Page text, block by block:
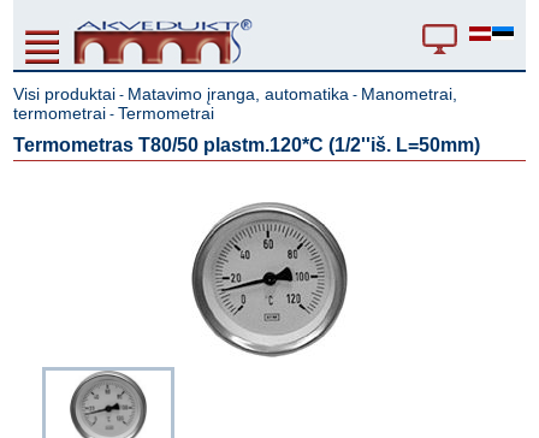
Visi produktai - Matavimo įranga, automatika - Manometrai,
termometrai - Termometrai
Termometras T80/50 plastm.120*C (1/2''iš. L=50mm)